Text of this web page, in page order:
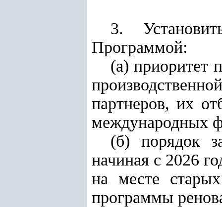
3.
Программой:
(а) приоритет
партнеров, их
международных
(б) порядок
начиная с 2026
на месте
программы